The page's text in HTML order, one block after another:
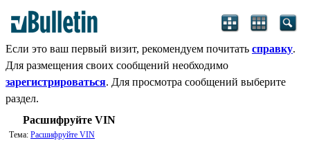
Если это ваш первый визит, рекомендуем почитать справку.
Для размещения своих сообщений необходимо
зарегистрироваться. Для просмотра сообщений выберите
раздел.
Расшифруйте VIN
Тема: Расшифруйте VIN